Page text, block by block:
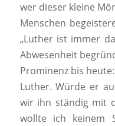
wer dieser kleine
Menschen
„Luther ist immer
Abwesenheit
Prominenz bis
Luther. Würde er
wir ihn ständig mit
wollte ich keinem